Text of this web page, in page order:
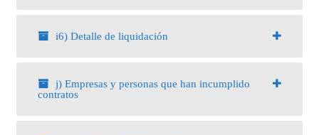
i6) Detalle de liquidación
j) Empresas y personas que han incumplido
contratos